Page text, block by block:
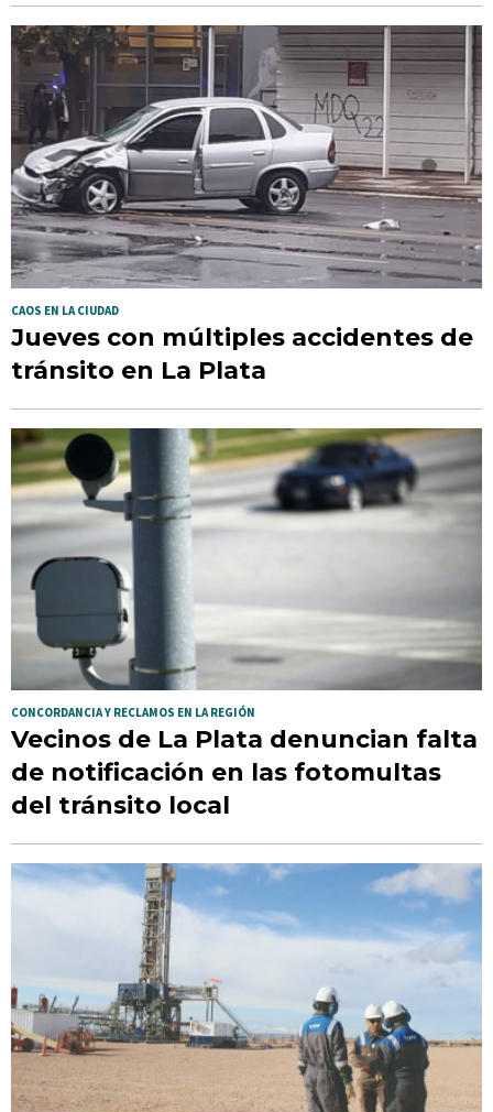
CAOS EN LA CIUDAD
Jueves con múltiples accidentes de
tránsito en La Plata
CONCORDANCIA Y RECLAMOS EN LA REGIÓN
Vecinos de La Plata denuncian falta
de notificación en las fotomultas
del tránsito local